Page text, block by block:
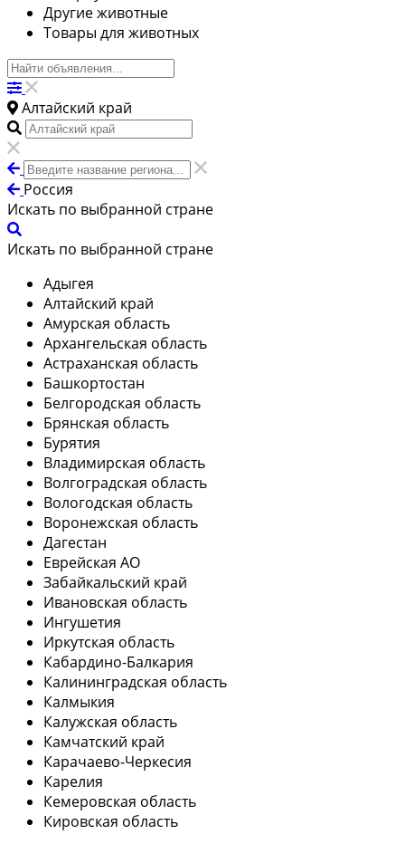
Другие животные
Товары для животных
Алтайский край
Россия
Искать по выбранной стране
Искать по выбранной стране
Адыгея
Алтайский край
Амурская область
Архангельская область
Астраханская область
Башкортостан
Белгородская область
Брянская область
Бурятия
Владимирская область
Волгоградская область
Вологодская область
Воронежская область
Дагестан
Еврейская АО
Забайкальский край
Ивановская область
Ингушетия
Иркутская область
Кабардино-Балкария
Калининградская область
Калмыкия
Калужская область
Камчатский край
Карачаево-Черкесия
Карелия
Кемеровская область
Кировская область